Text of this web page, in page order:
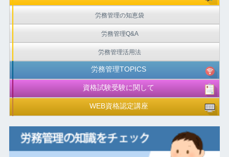
労務管理の知恵袋
労務管理Q&A
労務管理活用法
労務管理TOPICS
資格試験受験に関して
WEB資格認定講座